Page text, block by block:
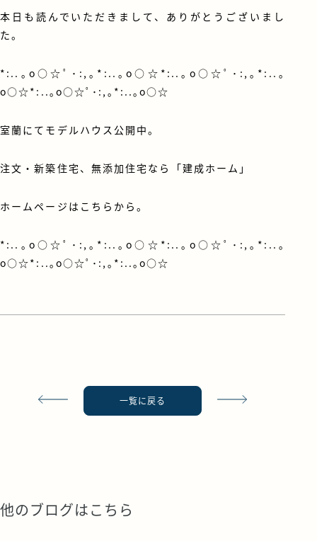
本日も読んでいただきまして、ありがとうございまし
た。
*:..｡o○☆ﾟ･:,｡*:..｡o○☆*:..｡o○☆ﾟ･:,｡*:..｡
o○☆*:..｡o○☆ﾟ･:,｡*:..｡o○☆
室蘭にてモデルハウス公開中。
注文・新築住宅、無添加住宅なら「建成ホーム」
ホームページはこちらから。
*:..｡o○☆ﾟ･:,｡*:..｡o○☆*:..｡o○☆ﾟ･:,｡*:..｡
o○☆*:..｡o○☆ﾟ･:,｡*:..｡o○☆
一覧に戻る
他のブログはこちら